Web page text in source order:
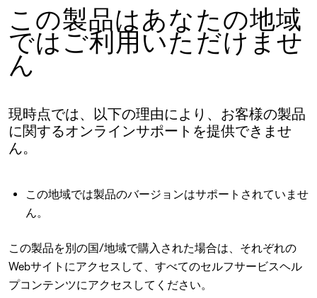
この製品はあなたの地域
ではご利用いただけませ
ん
現時点では、以下の理由により、お客様の製品
に関するオンラインサポートを提供できませ
ん。
この地域では製品のバージョンはサポートされていませ
ん。
この製品を別の国/地域で購入された場合は、それぞれの
Webサイトにアクセスして、すべてのセルフサービスヘル
プコンテンツにアクセスしてください。